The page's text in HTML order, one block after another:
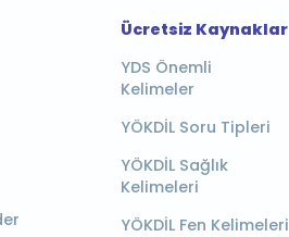
Ücretsiz Kaynaklar
YDS Önemli
Kelimeler
YÖKDİL Soru Tipleri
YÖKDİL Sağlık
Kelimeleri
YÖKDİL Fen Kelimeleri